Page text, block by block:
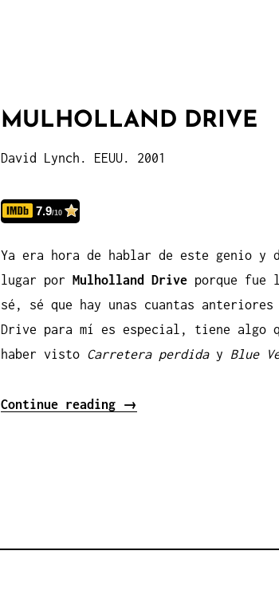
MULHOLLAND DRIVE
David Lynch. EEUU. 2001
7.9/10
Ya era hora de hablar de este genio y
lugar porMulholland Drive porque fue
sé, sé que hay unas cuantas anteriores
Drive para mí es especial, tiene algo
haber visto Carretera perdiday Blue
Continue reading «Mulholland
→